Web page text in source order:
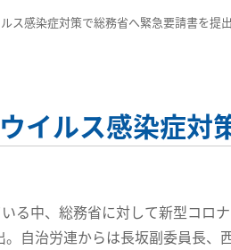
ス感染症対策で総務省へ緊急要請書を提出
イルス感染症対
る中、総務省に対して新型コロ
自治労連からは長坂副委員長、